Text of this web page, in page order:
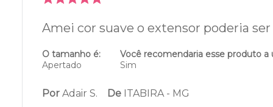
Amei cor suave o extensor poderia
O tamanho é:
Apertado
Você recomendaria esse produto a
Sim
Por Adair S. De ITABIRA - MG